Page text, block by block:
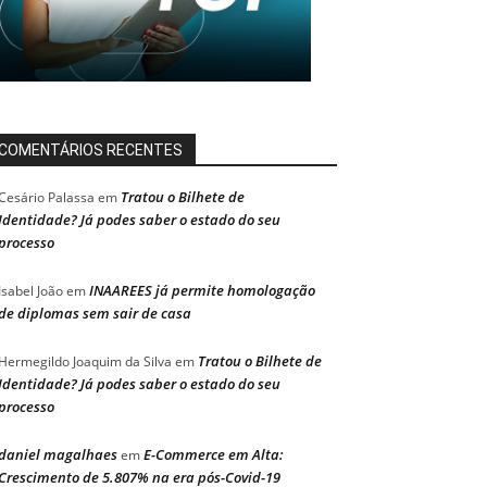
RECENTES
Palassa em Tratou o Bilhete de
Já podes saber o estado do seu
JoãoemINAAREES já permite homologação
diplomas sem sair de casa
Joaquim da Silva em Tratou o Bilhete de
Já podes saber o estado do seu
magalhaesemE-Commerce em Alta:
de 5.807% na era pós-Covid-19